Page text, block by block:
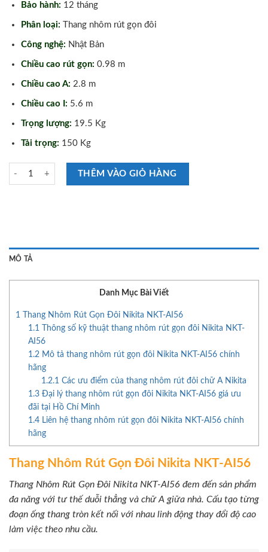
Bảo hành: 12 tháng
Phân loại: Thang nhôm rút gọn đôi
Công nghệ: Nhật Bản
Chiều cao rút gọn: 0.98 m
Chiều cao A: 2.8 m
Chiều cao I: 5.6 m
Trọng lượng: 19.5 Kg
Tải trọng: 150 Kg
Thang Nhôm Rút Gọn Đôi Nikita NKT-AI56 số lượng
THÊM VÀO GIỎ HÀNG
MÔ TẢ
Danh Mục Bài Viết
1
Thang Nhôm Rút Gọn Đôi Nikita NKT-AI56
1.1
Thông số kỹ thuật thang nhôm rút gọn đôi Nikita NKT-
AI56
1.2 Mô tả thang nhôm rút gọn đôi Nikita NKT-AI56 chính
hãng
1.2.1 Các ưu điểm của thang nhôm rút đôi chữ A Nikita
1.3 Đại lý thang nhôm rút gọn đôi Nikita NKT-AI56 giá ưu
đãi tại Hồ Chí Minh
1.4 Liên hệ thang nhôm rút gọn đôi Nikita NKT-AI56 chính
hãng
Thang Nhôm Rút Gọn Đôi Nikita NKT-AI56
Thang Nhôm Rút Gọn Đôi Nikita NKT-AI56 đem đến sản phẩm
đa năng với tư thế duỗi thẳng và chữ A giữa nhà. Cấu tạo từng
đoạn ống thang tròn kết nối với nhau linh động thay đổi độ cao
làm việc theo nhu cầu.